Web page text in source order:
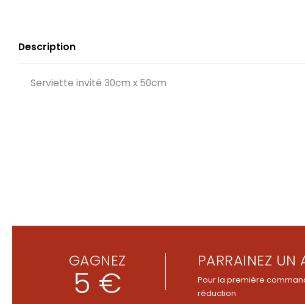
Description
Serviette invité 30cm x 50cm
GAGNEZ
5 €
PARRAINEZ UN
Pour la première
réduction